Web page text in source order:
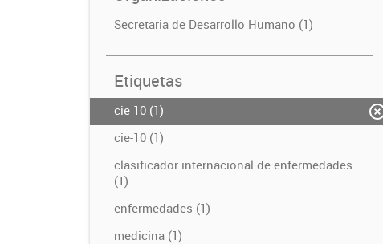
Secretaria de Desarrollo Humano (1)
Etiquetas
cie 10 (1)
cie-10 (1)
clasificador internacional de enfermedades
(1)
enfermedades (1)
medicina (1)